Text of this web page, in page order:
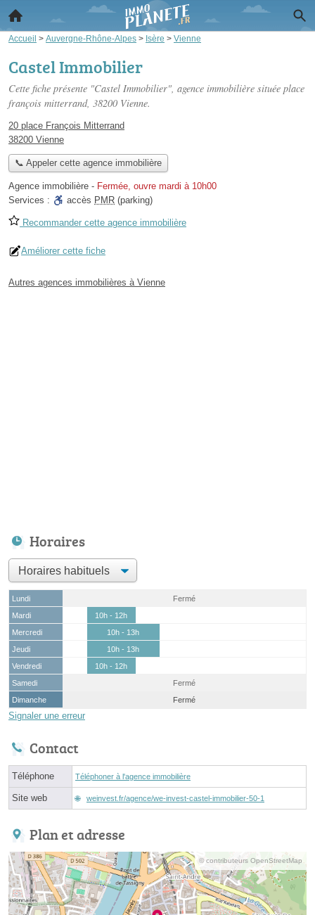
Accueil > Auvergne-Rhône-Alpes > Isère > Vienne
Castel Immobilier
Cette fiche présente "Castel Immobilier", agence immobilière située place
françois mitterrand, 38200 Vienne.
20 place François Mitterrand
38200 Vienne
📞 Appeler cette agence immobilière
Agence immobilière - Fermée, ouvre mardi à 10h00
Services :
accès PMR (parking)
Recommander cette agence immobilière
Améliorer cette fiche
Autres agences immobilières à Vienne
Horaires
Lundi
Fermé
Mardi
10h - 12h
Mercredi
10h - 13h
Jeudi
10h - 13h
Vendredi
10h - 12h
Samedi
Fermé
Dimanche
Fermé
Signaler une erreur
Contact
Téléphone Téléphoner à l'agence immobilière
Site web weinvest.fr/agence/we-invest-castel-immobilier-50-1
Plan et adresse
© contributeurs OpenStreetMap